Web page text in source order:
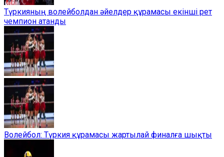
Түркияның волейболдан әйелдер құрамасы екінші рет
чемпион атанды
Волейбол: Түркия құрамасы жартылай финалға шықты